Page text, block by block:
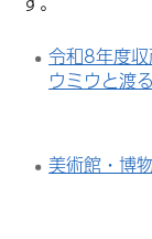
令和8年度
ウミウと渡
美術館・博